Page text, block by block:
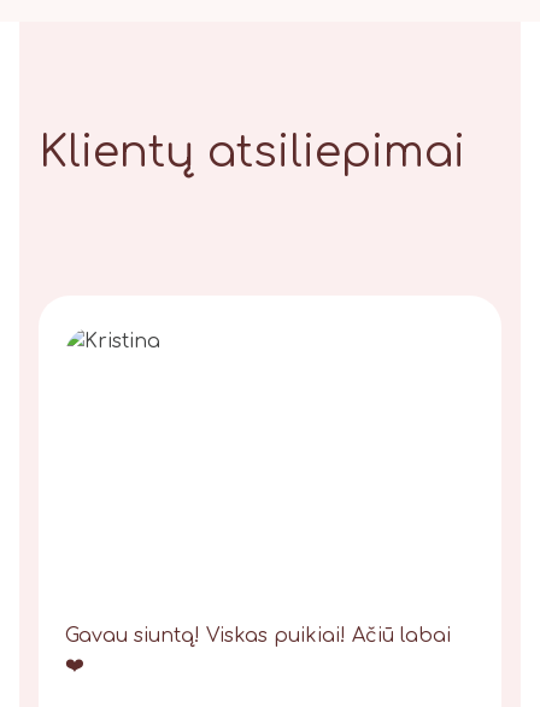
Klientų atsiliepimai
Gavau siuntą! Viskas puikiai! Ačiū labai
❤️